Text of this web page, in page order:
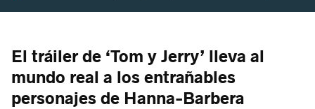
El tráiler de ‘Tom y Jerry’ lleva al
mundo real a los entrañables
personajes de Hanna-Barbera